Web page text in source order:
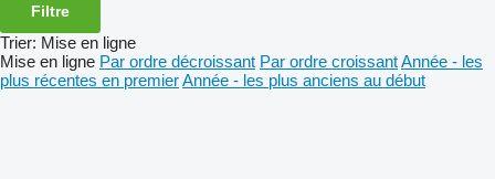
Filtre
Trier: Mise en ligne
Mise en ligne Par ordre décroissant Par ordre croissantAnnée - les
plus récentes en premierAnnée - les plus anciens au début